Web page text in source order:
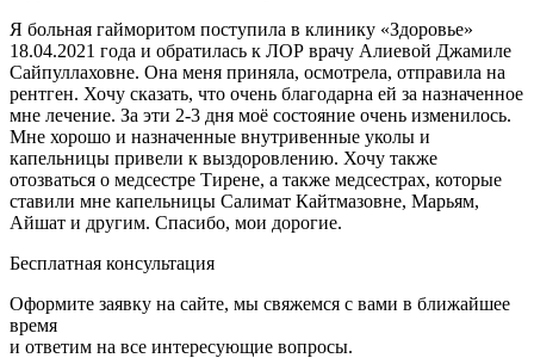
Я больная гайморитом поступила в клинику «Здоровье»
18.04.2021 года и обратилась к ЛОР врачу Алиевой Джамиле
Сайпуллаховне. Она меня приняла, осмотрела, отправила на
рентген. Хочу сказать, что очень благодарна ей за назначенное
мне лечение. За эти 2-3 дня моё состояние очень изменилось.
Мне хорошо и назначенные внутривенные уколы и
капельницы привели к выздоровлению. Хочу также
отозваться о медсестре Тирене, а также медсестрах, которые
ставили мне капельницы Салимат Кайтмазовне, Марьям,
Айшат и другим. Спасибо, мои дорогие.
Бесплатная консультация
Оформите заявку на сайте, мы свяжемся с вами в ближайшее
время
и ответим на все интересующие вопросы.